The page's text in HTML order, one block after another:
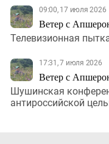
09:00, 17 июля 2026
Ветер с
Телевизионная
17:31, 7 июля 2026
Ветер с
Шушинская
антироссийской